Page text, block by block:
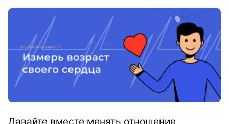
Давайте вместе менять отношение